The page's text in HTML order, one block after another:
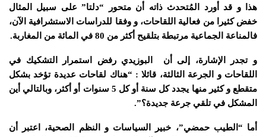
هذا و قد أورد المُتحدث ذاته أن متحور “دلتا” على سبيل المثال
خفض كثيرا من فعالية اللقاحات، و وفقا للدراسات الاستشرافية الآن،
فالمناعة الجماعية مرتبطة بتلقيح أكثر من 80 في المائة من المغاربة.
و تجدر الإشارة، إلى أن البوزيديرفض استمرار التشكيك في
اللقاحات و الجرعة الثالثة، قائلا : “هناك لقاحات عديدة تؤخد بشكل
متقطع و كثير منها يجدد كل سنة أو كل 5 سنوات أو أكثر، وبالتالي أين
المشكل في تلقي جرعة جديدة؟”.
أما “الطيب حمضي”، خبير السياسات و النظم الصحية، اعتبر أن